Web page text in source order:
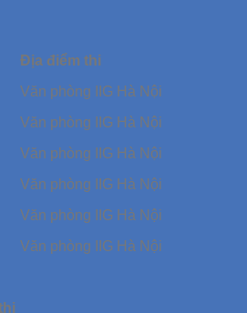
Địa điểm thi
Văn phòng IIG Hà Nội
Văn phòng IIG Hà Nội
Văn phòng IIG Hà Nội
Văn phòng IIG Hà Nội
Văn phòng IIG Hà Nội
Văn phòng IIG Hà Nội